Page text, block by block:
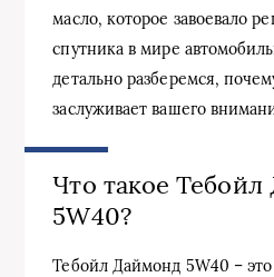
масло, которое завоевало
спутника в мире
детально разберемся,
заслуживает вашего
Что такое
5W40?
Тебойл Даймонд 5W40 –